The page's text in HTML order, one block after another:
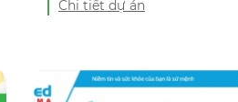
Chi tiết dự án